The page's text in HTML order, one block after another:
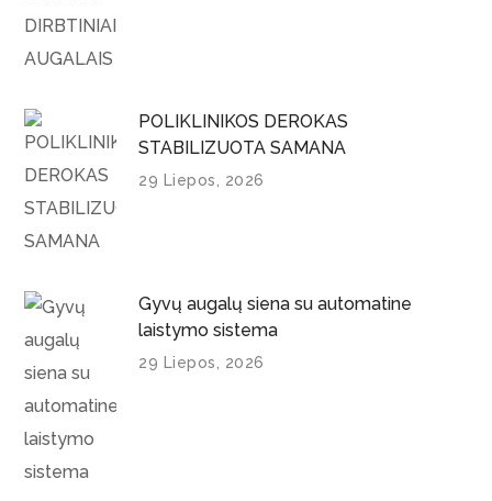
POLIKLINIKOS DEROKAS
STABILIZUOTA SAMANA
29 Liepos, 2026
Gyvų augalų siena su automatine
laistymo sistema
29 Liepos, 2026